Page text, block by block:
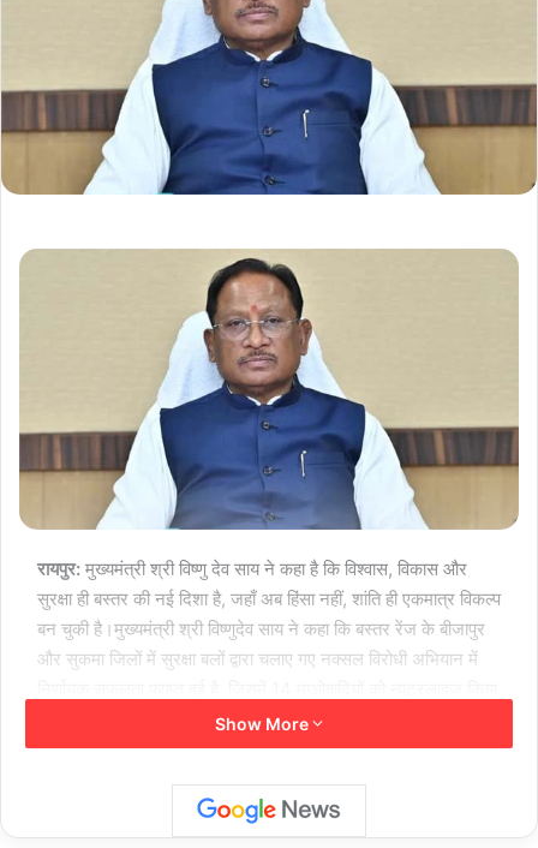
रायपुर: मुख्यमंत्री श्री विष्णु देव साय ने कहा है कि विश्वास, विकास और
सुरक्षा ही बस्तर की नई दिशा है, जहाँ अब हिंसा नहीं, शांति ही एकमात्र विकल्प
बन चुकी है।मुख्यमंत्री श्री विष्णुदेव साय ने कहा कि बस्तर रेंज के बीजापुर
और सुकमा जिलों में सुरक्षा बलों द्वारा चलाए गए नक्सल विरोधी अभियान में
मुख्यमंत्री श्री साय ने कहा कि सुरक्षा बलों की सटीक रणनीति, सतत दबाव
और मजबूत जमीनी पकड़ के कारण माओवादी नेटवर्क तेजी से कमजोर हो रहा
है। उन्होंने कहा कि बस्तर अब विकास, निवेश, शिक्षा, स्वास्थ्य और रोजगार
Show More